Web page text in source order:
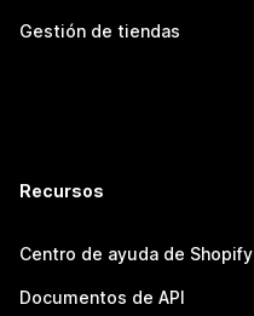
Gestión de tiendas
Recursos
Centro de ayuda de Shopify
Documentos de API